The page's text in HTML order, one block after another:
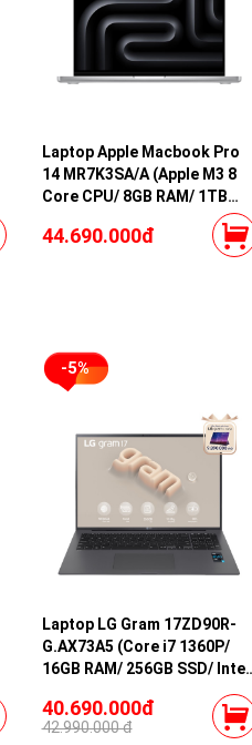
Laptop Apple Macbook Pro
14 MR7K3SA/A (Apple M3 8
Core CPU/ 8GB RAM/ 1TB
SSD/ 10 core GPU/ Silver)
44.690.000đ
-5%
Laptop LG Gram 17ZD90R-
G.AX73A5 (Core i7 1360P/
16GB RAM/ 256GB SSD/ Intel
Iris Xe Graphics/ 17.0inch
WQXGA/ NoOS/ Grey/ Model
2023)
40.690.000đ
42.990.000 đ